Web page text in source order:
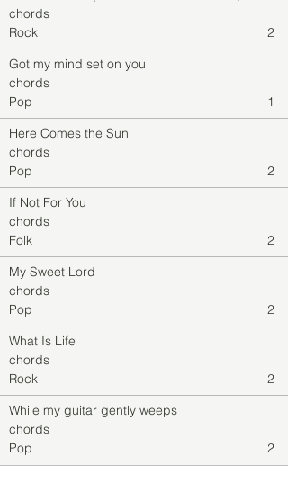
chords
Rock
2
Got my mind set on you
chords
Pop
1
Here Comes the Sun
chords
Pop
2
If Not For You
chords
Folk
2
My Sweet Lord
chords
Pop
2
What Is Life
chords
Rock
2
While my guitar gently weeps
chords
Pop
2